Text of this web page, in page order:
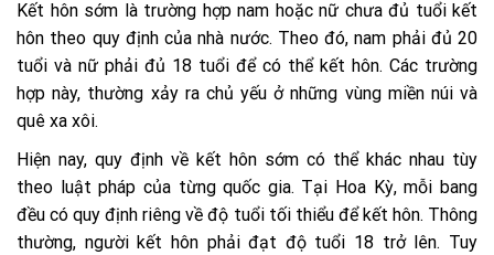
Kết hôn sớm là trường hợp nam hoặc nữ chưa đủ tuổi kết
hôn theo quy định của nhà nước. Theo đó, nam phải đủ 20
tuổi và nữ phải đủ 18 tuổi để có thể kết hôn. Các trường
hợp này, thường xảy ra chủ yếu ở những vùng miền núi và
quê xa xôi.
Hiện nay, quy định về kết hôn sớm có thể khác nhau tùy
theo luật pháp của từng quốc gia. Tại Hoa Kỳ, mỗi bang
đều có quy định riêng về độ tuổi tối thiểu để kết hôn. Thông
thường, người kết hôn phải đạt độ tuổi 18 trở lên. Tuy